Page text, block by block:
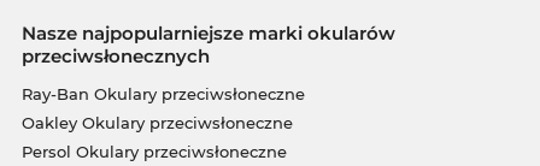
Nasze najpopularniejsze marki okularów
przeciwsłonecznych
Ray-Ban Okulary przeciwsłoneczne
Oakley Okulary przeciwsłoneczne
Persol Okulary przeciwsłoneczne